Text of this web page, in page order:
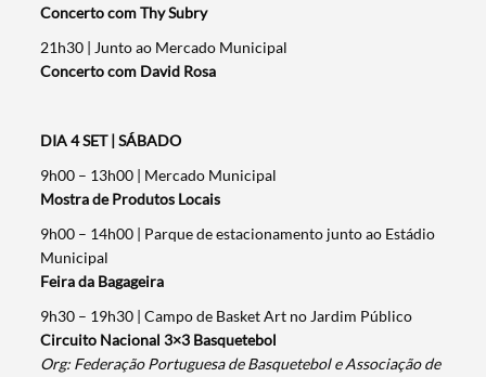
Concerto com Thy Subry
21h30 | Junto ao Mercado Municipal
Concerto com David Rosa
DIA 4 SET | SÁBADO
9h00 – 13h00 | Mercado Municipal
Mostra de Produtos Locais
9h00 – 14h00 | Parque de estacionamento junto ao Estádio
Municipal
Feira da Bagageira
9h30 – 19h30 | Campo de Basket Art no Jardim Público
Circuito Nacional 3×3 Basquetebol
Org: Federação Portuguesa de Basquetebol e Associação de